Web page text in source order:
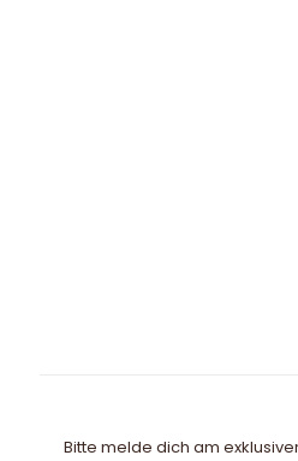
Bitte melde dich am